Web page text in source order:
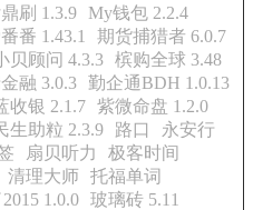
刷 1.3.9
My钱包 2.2.4
番 1.43.1
期货捕猎者 6.0.7
贝顾问 4.3.3 槟购全球 3.48
融 3.0.3 勤企通BDH 1.0.13
收银 2.1.7 紫微命盘 1.2.0
生助粒 2.3.9 路口
永安行
扇贝听力
极客时间
清理大师 托福单词
1.0.0 玻璃砖 5.11